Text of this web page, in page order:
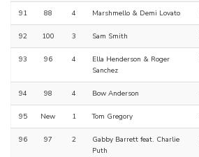
91 88 4 Marshmello & Demi Lovato
92 100 3 Sam Smith
93 96 4
Ella Henderson & Roger
Sanchez
94 98 4 Bow Anderson
95 New 1 Tom Gregory
96 97 2
Gabby Barrett feat. Charlie
Puth